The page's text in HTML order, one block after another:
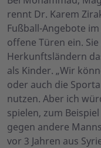
rennt Dr. Karem
Fußball-Angebote im
offene Türen ein.
Herkunftsländern
als Kinder. „Wir
oder auch die
nutzen. Aber ich
spielen, zum
gegen andere
vor 3 Jahren aus